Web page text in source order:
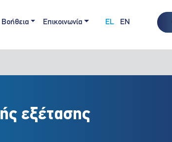
Βοήθεια Επικοινωνία EL EN
εξέτασης